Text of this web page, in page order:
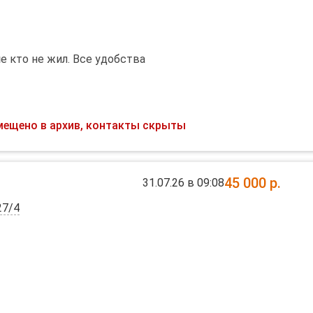
кто не жил. Все удобства
в архив, контакты скрыты
45 000 р.
31.07.26 в 09:08
4